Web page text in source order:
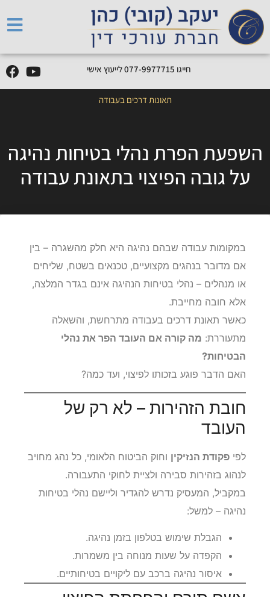
חייגו 077-9977715 לייעוץ אישי
תאונות דרכים בעבודה
השפעת הפרת נהלי בטיחות נהיגה
על גובה הפיצוי בתאונת עבודה
במקומות עבודה שבהם נהיגה היא חלק מהשגרה – בין
אם מדובר בנהגים מקצועיים, טכנאים בשטח, שליחים
או מנהלים – נהלי בטיחות הנהיגה אינם בגדר המלצה,
אלא חובה מחייבת.
כאשר תאונת דרכים בעבודה מתרחשת, והשאלה
מתעוררת: מה קורה אם העובד הפר את נהלי
הבטיחות?
האם הדבר פוגע בזכותו לפיצוי, ועד כמה?
חובת הזהירות – לא רק של
העובד
לפי פקודת הנזיקין וחוק הביטוח הלאומי, כל נהג מחויב
לנהוג בזהירות סבירה ולציית לחוקי התעבורה.
במקביל, המעסיק נדרש להגדיר וליישם נהלי בטיחות
נהיגה – למשל:
הגבלת שימוש בטלפון בזמן נהיגה.
הקפדה על שעות מנוחה בין משמרות.
איסור נהיגה ברכב עם ליקויים בטיחותיים.